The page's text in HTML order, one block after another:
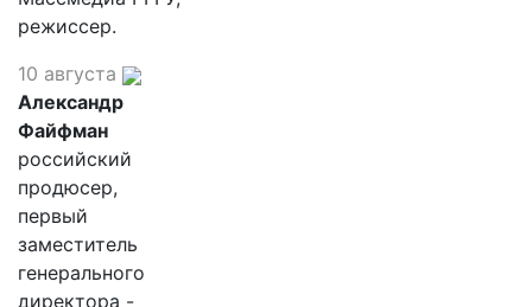
режиссер.
10 августа
Александр
Файфман
российский
продюсер,
первый
заместитель
генерального
директора -